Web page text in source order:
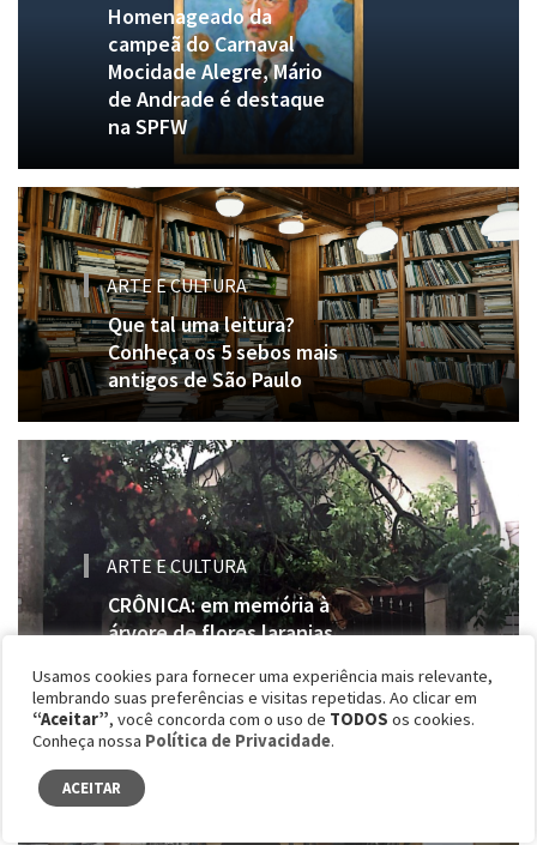
Homenageado da
campeã do Carnaval
Mocidade Alegre, Mário
de Andrade é destaque
na SPFW
ARTE E CULTURA
Que tal uma leitura?
Conheça os 5 sebos mais
antigos de São Paulo
ARTE E CULTURA
CRÔNICA: em memória à
árvore de flores laranjas
MODA
Usamos cookies para fornecer uma experiência mais relevante,
lembrando suas preferências e visitas repetidas. Ao clicar em
“Aceitar”, você concorda com o uso de TODOS os cookies.
Conheça nossa Política de Privacidade.
ACEITAR